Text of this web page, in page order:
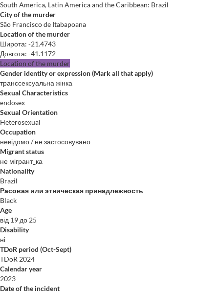
South America, Latin America and the Caribbean: Brazil
City of the murder
São Francisco de Itabapoana
Location of the murder
Широта: -21.4743
Довгота: -41.1172
Location of the murder
Gender identity or expression (Mark all that apply)
транссексуальна жінка
Sexual Characteristics
endosex
Sexual Orientation
Heterosexual
Occupation
невідомо / не застосовувано
Migrant status
не мігрант_ка
Nationality
Brazil
Расовая или этническая принадлежность
Black
Age
від 19 до 25
Disability
ні
TDoR period (Oct-Sept)
TDoR 2024
Calendar year
2023
Date of the incident